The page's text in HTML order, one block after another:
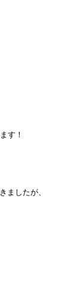
す！
ましたが、